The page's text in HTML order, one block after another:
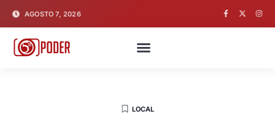
AGOSTO 7, 2026
LOCAL